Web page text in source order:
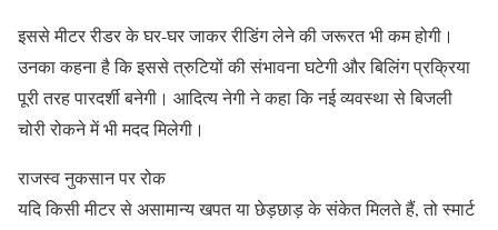
इससे मीटर रीडर के घर-घर जाकर रीडिंग लेने की जरूरत भी कम होगी।
उनका कहना है कि इससे त्रुटियों की संभावना घटेगी और बिलिंग प्रक्रिया
पूरी तरह पारदर्शी बनेगी। आदित्य नेगी ने कहा कि नई व्यवस्था से बिजली
चोरी रोकने में भी मदद मिलेगी।
राजस्व नुकसान पर रोक
यदि किसी मीटर से असामान्य खपत या छेड़छाड़ के संकेत मिलते हैं, तो स्मार्ट